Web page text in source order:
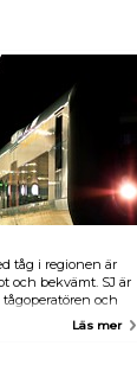
tåg i regionen är
och bekvämt. SJ är
tågoperatören och
Läs mer